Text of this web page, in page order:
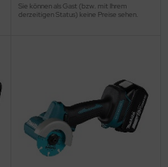
Sie können als Gast (bzw. mit Ihrem
derzeitigen Status) keine Preise sehen.